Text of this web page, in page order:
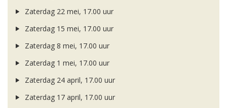
Zaterdag 22 mei, 17.00 uur
Zaterdag 15 mei, 17.00 uur
Zaterdag 8 mei, 17.00 uur
Zaterdag 1 mei, 17.00 uur
Zaterdag 24 april, 17.00 uur
Zaterdag 17 april, 17.00 uur